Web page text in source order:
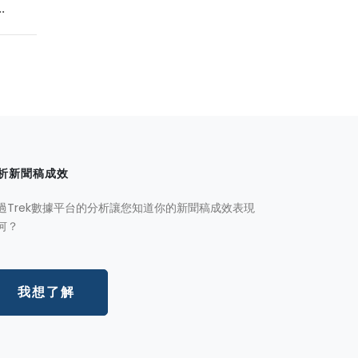
新聞稿成效
Trek數據平台的分析讓您知道你的新聞稿成效表現
？
我想了解